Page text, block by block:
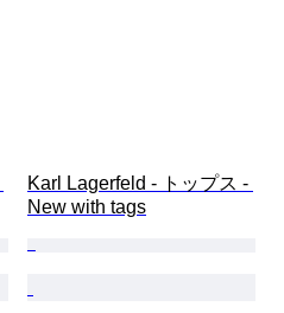
Karl Lagerfeld - トップス -
New with tags